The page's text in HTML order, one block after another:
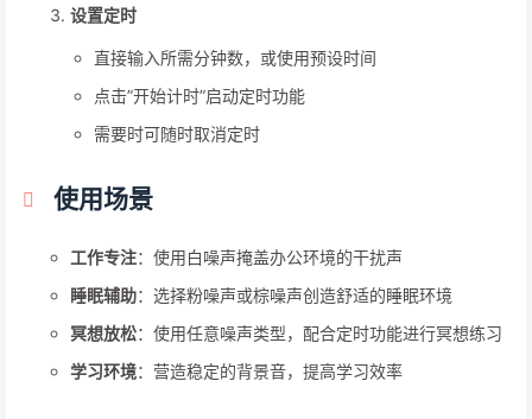
设置定时
直接输入所需分钟数，或使用预设时间
点击”开始计时”启动定时功能
需要时可随时取消定时
使用场景
工作专注：使用白噪声掩盖办公环境的干扰声
睡眠辅助：选择粉噪声或棕噪声创造舒适的睡眠环境
冥想放松：使用任意噪声类型，配合定时功能进行冥想练习
学习环境：营造稳定的背景音，提高学习效率